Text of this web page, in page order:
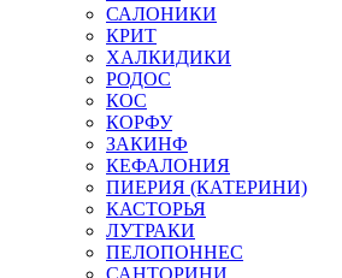
САЛОНИКИ
КРИТ
ХАЛКИДИКИ
РОДОС
КОС
КОРФУ
ЗАКИНФ
КЕФАЛОНИЯ
ПИЕРИЯ (КАТЕРИНИ)
КАСТОРЬЯ
ЛУТРАКИ
ПЕЛОПОННЕС
САНТОРИНИ